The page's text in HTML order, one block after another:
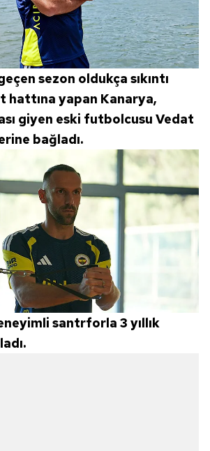
sezon oldukça sıkıntı
hattına yapan Kanarya,
giyen eski futbolcusu Vedat
bağladı.
santrforla 3 yıllık